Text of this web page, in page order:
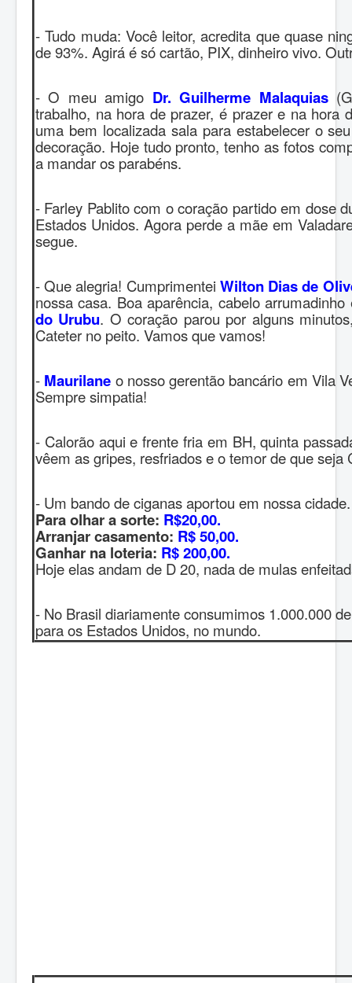
- Tudo muda: Você leitor, acredita que quase
de 93%. Agirá é só cartão, PIX, dinheiro vivo.
- O meu amigo Dr. Guilherme Malaquias
trabalho, na hora de prazer, é prazer e na hora
uma bem localizada sala para estabelecer o
decoração. Hoje tudo pronto, tenho as fotos
a mandar os parabéns.
- Farley Pablito com o coração partido em dose
Estados Unidos. Agora perde a mãe em
segue.
- Que alegria! Cumprimentei Wilton Dias de
nossa casa. Boa aparência, cabelo
do Urubu. O coração parou por alguns
Cateter no peito. Vamos que vamos!
- Maurilane o nosso gerentão bancário em Vila
Sempre simpatia!
- Calorão aqui e frente fria em BH, quinta
vêem as gripes, resfriados e o temor de que seja
- Um bando de ciganas aportou em nossa cidade.
Para olhar a sorte: R$20,00.
Arranjar casamento: R$ 50,00.
Ganhar na loteria: R$ 200,00.
Hoje elas andam de D 20, nada de mulas
- No Brasil diariamente consumimos 1.000.000
para os Estados Unidos, no mundo.